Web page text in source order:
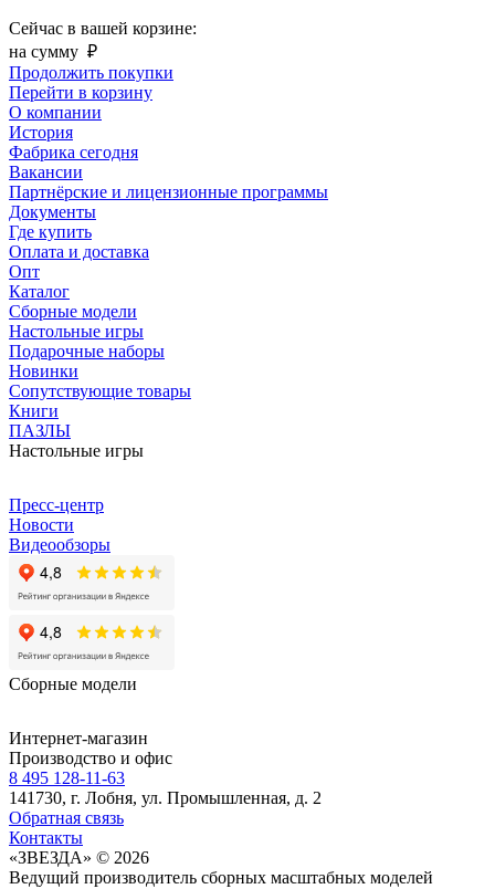
Сейчас в вашей корзине:
на сумму ₽
Продолжить покупки
Перейти в корзину
О компании
История
Фабрика сегодня
Вакансии
Партнёрские и лицензионные программы
Документы
Где купить
Оплата и доставка
Опт
Каталог
Сборные модели
Настольные игры
Подарочные наборы
Новинки
Сопутствующие товары
Книги
ПАЗЛЫ
Настольные игры
Пресс-центр
Новости
Видеообзоры
Сборные модели
Интернет-магазин
Производство и офис
8 495 128-11-63
141730, г. Лобня, ул. Промышленная, д. 2
Обратная связь
Контакты
«ЗВЕЗДА» © 2026
Ведущий производитель сборных масштабных моделей